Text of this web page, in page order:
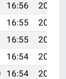
16:56
20:14
16:55
20:13
16:55
20:12
16:54
20:10
16:54
20:09